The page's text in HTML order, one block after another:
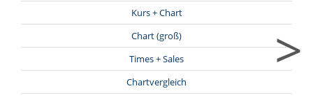
Kurs + Chart
Chart (groß)
Times + Sales
Chartvergleich
>